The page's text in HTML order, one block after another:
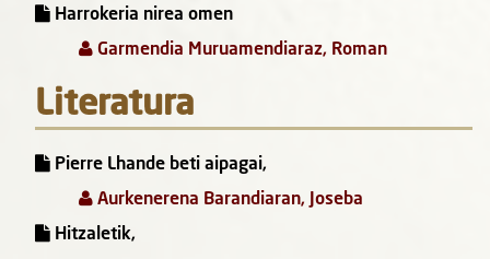
Harrokeria nirea omen
Garmendia Muruamendiaraz, Roman
Literatura
Pierre Lhande beti aipagai,
Aurkenerena Barandiaran, Joseba
Hitzaletik,